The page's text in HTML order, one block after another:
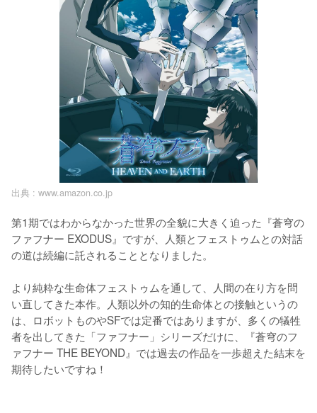
出典 : www.amazon.co.jp
第1期ではわからなかった世界の全貌に大きく迫った『蒼穹の
ファフナー EXODUS』ですが、人類とフェストゥムとの対話
の道は続編に託されることとなりました。
より純粋な生命体フェストゥムを通して、人間の在り方を問
い直してきた本作。人類以外の知的生命体との接触というの
は、ロボットものやSFでは定番ではありますが、多くの犠牲
者を出してきた「ファフナー」シリーズだけに、『蒼穹のフ
ァフナー THE BEYOND』では過去の作品を一歩超えた結末を
期待したいですね！